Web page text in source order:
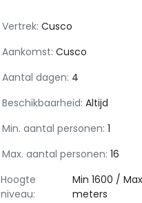
Vertrek: Cusco
Aankomst: Cusco
Aantal dagen: 4
Beschikbaarheid: Altijd
Min. aantal personen: 1
Max. aantal personen: 16
Hoogte
niveau:
Min 1600 /
meters